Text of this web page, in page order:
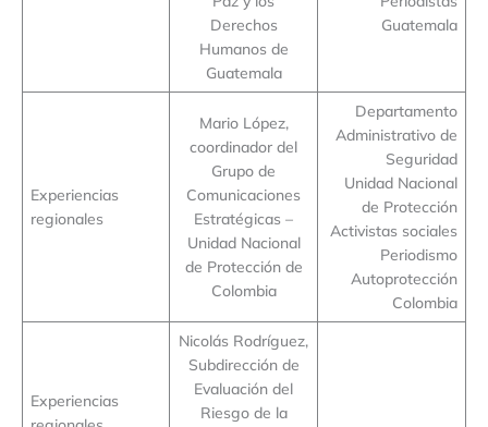
Derechos
Humanos de
Guatemala
Guatemala
Experiencias
regionales
Mario López,
coordinador del
Grupo de
Comunicaciones
Estratégicas –
Unidad Nacional
de Protección de
Colombia
Departamento
Administrativo de
Seguridad
Unidad Nacional
de Protección
Activistas sociales
Periodismo
Autoprotección
Colombia
Experiencias
Nicolás Rodríguez,
Subdirección de
Evaluación del
Riesgo de la